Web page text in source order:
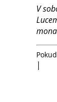
V
|